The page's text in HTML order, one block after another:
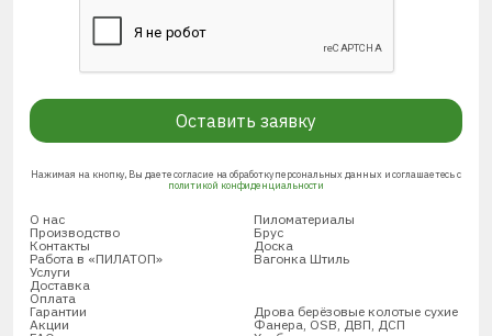
Оставить заявку
Нажимая на кнопку, Вы даете согласие на обработку персональных данных и соглашаетесь с
политикой конфиденциальности
О нас
Производство
Контакты
Работа в «ПИЛАТОП»
Услуги
Доставка
Оплата
Гарантии
Акции
Пиломатериалы
Брус
Доска
Вагонка Штиль
Дрова берёзовые колотые сухие
Фанера, OSB, ДВП, ДСП